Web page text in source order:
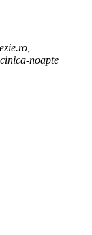
noapte